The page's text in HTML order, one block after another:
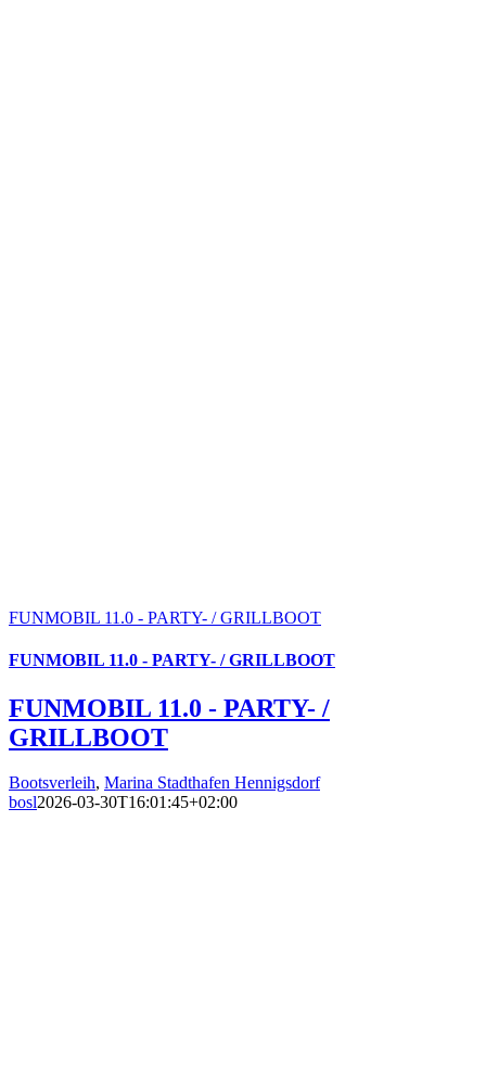
FUNMOBIL 11.0 - PARTY- / GRILLBOOT
FUNMOBIL 11.0 - PARTY- / GRILLBOOT
FUNMOBIL 11.0 - PARTY- /
GRILLBOOT
Bootsverleih, Marina Stadthafen Hennigsdorf
bosl2026-03-30T16:01:45+02:00